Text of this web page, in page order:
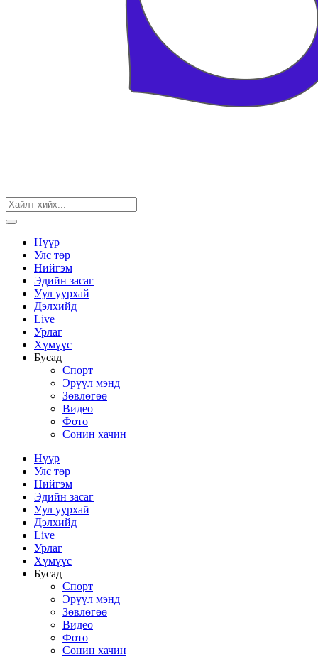
Нүүр
Улс төр
Нийгэм
Эдийн засаг
Уул уурхай
Дэлхийд
Live
Урлаг
Хүмүүс
Бусад
Спорт
Эрүүл мэнд
Зөвлөгөө
Видео
Фото
Сонин хачин
Нүүр
Улс төр
Нийгэм
Эдийн засаг
Уул уурхай
Дэлхийд
Live
Урлаг
Хүмүүс
Бусад
Спорт
Эрүүл мэнд
Зөвлөгөө
Видео
Фото
Сонин хачин